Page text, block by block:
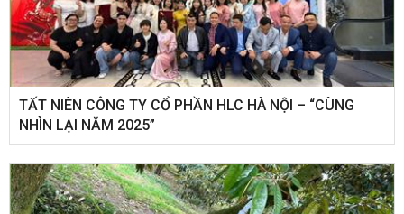
​TẤT NIÊN CÔNG TY CỔ PHẦN HLC HÀ NỘI – “CÙNG
NHÌN LẠI NĂM 2025”